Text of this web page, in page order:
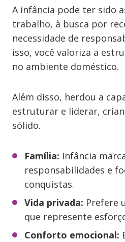
A infância pode ter sido
trabalho, à busca por
necessidade de
isso, você valoriza a
no ambiente doméstico.
Além disso, herdou a
estruturar e liderar,
sólido.
Família: Infância
responsabilidades e
conquistas.
Vida privada: Prefere
que represente
Conforto emocional: